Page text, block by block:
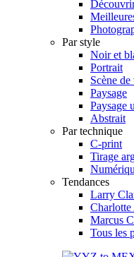
Par style
Noir et
Portrait
Scène de
Paysage
Paysage
Abstrait
Par technique
C-print
Tirage
Tendances
Larry
Marcus
Tous les